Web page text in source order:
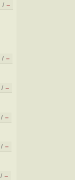
/ –
/ –
/ –
/ –
/ –
/ –